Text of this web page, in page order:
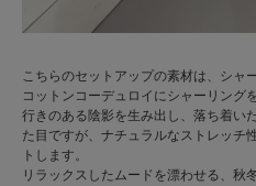
こちらのセットアップの素材は、シャ
コットンコーデュロイにシャーリング
行きのある陰影を生み出し、落ち着い
た目ですが、ナチュラルなストレッチ
トします。
リラックスしたムードを漂わせる、秋